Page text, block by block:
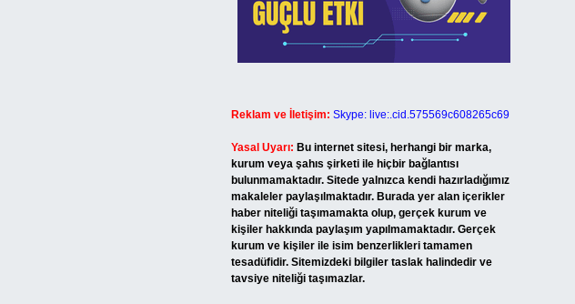
Reklam ve İletişim: Skype: live:.cid.575569c608265c69
Yasal Uyarı: Bu internet sitesi, herhangi bir marka,
kurum veya şahıs şirketi ile hiçbir bağlantısı
bulunmamaktadır. Sitede yalnızca kendi hazırladığımız
makaleler paylaşılmaktadır. Burada yer alan içerikler
haber niteliği taşımamakta olup, gerçek kurum ve
kişiler hakkında paylaşım yapılmamaktadır. Gerçek
kurum ve kişiler ile isim benzerlikleri tamamen
tesadüfidir. Sitemizdeki bilgiler taslak halindedir ve
tavsiye niteliği taşımazlar.